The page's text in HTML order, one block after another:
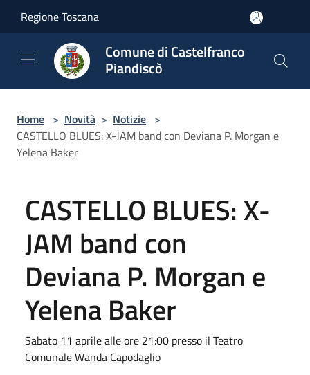
Regione Toscana
Comune di Castelfranco
Piandiscò
Home > Novità > Notizie >
CASTELLO BLUES: X-JAM band con Deviana P. Morgan e
Yelena Baker
CASTELLO BLUES: X-
JAM band con
Deviana P. Morgan e
Yelena Baker
Sabato 11 aprile alle ore 21:00 presso il Teatro
Comunale Wanda Capodaglio